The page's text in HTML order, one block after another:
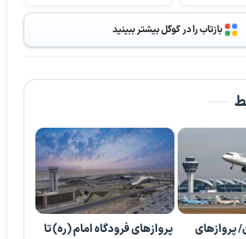
بازتاب را در گوگل بیشتر ببینید
پروازهای
پرواز‌های فرودگاه امام (ره) تا